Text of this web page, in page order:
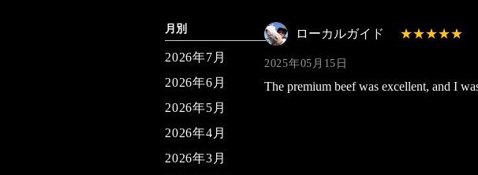
ローカルガイド
2025年05月15日
The premium beef was excellent, and I
月別
2026年7月
2026年6月
2026年5月
2026年4月
2026年3月